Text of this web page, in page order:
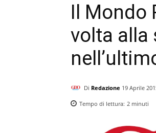
Il Mondo
volta alla
Di Redazione 19 Aprile
Tempo di lettura: 2 minuti